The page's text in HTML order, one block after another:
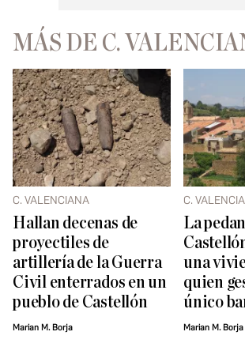
MÁS DE C.
C. VALENCIANA
Hallan decenas de
proyectiles de
artillería de la Guerra
Civil enterrados en un
pueblo de Castellón
Marian M. Borja
C.
La
una
quien
único
Marian M. Borja